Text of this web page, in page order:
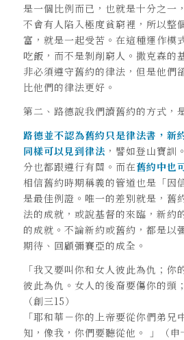
是一個比例而已，也就是十分之一
不會有人陷入極度貧窮裡，所以整
富，就是一起受苦。在這種運作模
吃飯，而不是剝削窮人。撒克森的
非必須遵守舊約的律法，但是他們
比他們的律法更好。
第二、路德說我們讀舊約的方式，
路德並不認為舊約只是律法書，新
同樣可以見到律法 ，譬如登山寶訓
分也都跟遵行有關。而在舊約中也
相信舊約時期稱義的管道也是「因
是最佳例證。唯一的差別就是，舊
法的成就，或說基督的來臨，新約
的成就。不論新約或舊約，都是以
期待、回顧彌賽亞的成全。
「我又要叫你和女人彼此為仇；你
彼此為仇。女人的後裔要傷你的頭
（創三15）
「耶和華－你的上帝要從你們弟兄
知，像我，你們要聽從他。 」（申